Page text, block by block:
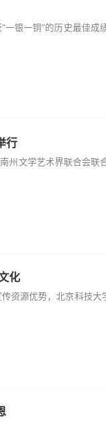
银一铜”的历史最佳成
行
州文学艺术界联合会联
化
资源优势，北京科技大